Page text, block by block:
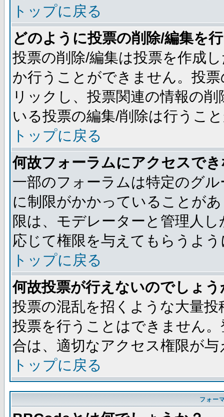
トップに戻る
どのように投票の削除/編集を
投票の削除/編集は投票を作成
か行うことができません。投
リックし、投票関連の情報の
いる投票の編集/削除は行うこ
トップに戻る
何故フォーラムにアクセスで
一部のフォーラムは特定のグ
に制限がかかっていることが
限は、モデレーターと管理人
応じて権限を与えてもらうよ
トップに戻る
何故投票が行えないのでしょう
投票の混乱を招くような大量
投票を行うことはできません
合は、適切なアクセス権限が
トップに戻る
フォー